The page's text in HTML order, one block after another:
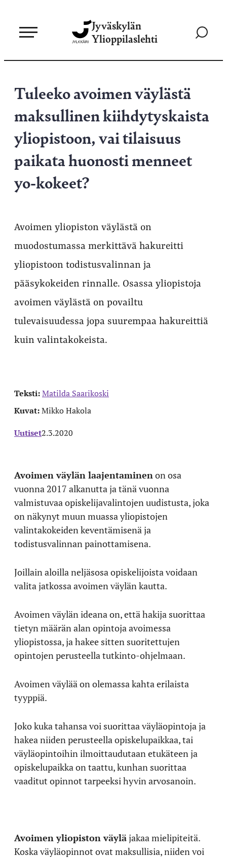
sisältöön
Jyväskylän
Ylioppilaslehti
Siirry
Tuleeko avoimen väylästä
maksullinen kiihdytyskaista
yliopistoon, vai tilaisuus
paikata huonosti menneet
yo-kokeet?
Avoimen yliopiston väylästä on
muodostumassa merkittävä hakureitti
yliopistoon todistusvalinnan ja
pääsykokeiden rinnalle. Osassa yliopistoja
avoimen väylästä on povailtu
tulevaisuudessa jopa suurempaa hakureittiä
kuin valintakokeista.
Teksti:Matilda Saarikoski
Kuvat:Mikko Hakola
Uutiset2.3.2020
Avoimen väylän laajentaminenon osa
vuonna 2017 alkanutta ja tänä vuonna
valmistuvaa opiskelijavalintojen uudistusta, joka
on näkynyt muun muassa yliopistojen
valintakokeiden keventämisenä ja
todistusvalinnan painottamisena.
Joillain aloilla neljäsosa opiskelijoista voidaan
valita jatkossa avoimen väylän kautta.
Avoimen väylän ideana on, että hakija suorittaa
tietyn määrän alan opintoja avoimessa
yliopistossa, ja hakee sitten suoritettujen
opintojen perusteella tutkinto-ohjelmaan.
Avoimen väylää on olemassa kahta erilaista
tyyppiä.
Joko kuka tahansa voi suorittaa väyläopintoja ja
hakea niiden perusteella opiskelupaikkaa, tai
väyläopintoihin ilmoittaudutaan etukäteen ja
opiskelupaikka on taattu, kunhan suorittaa
vaaditut opinnot tarpeeksi hyvin arvosanoin.
Avoimen yliopiston väyläjakaa mielipiteitä.
Koska väyläopinnot ovat maksullisia, niiden voi